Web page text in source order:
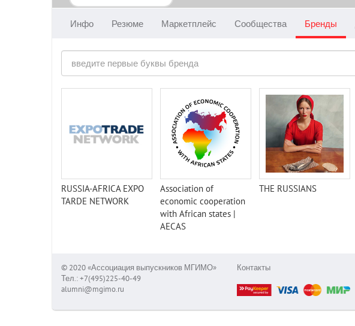
Инфо Резюме Маркетплейс Сообщества Бренды
RUSSIA-AFRICA EXPO
TARDE NETWORK
Association of
economic cooperation
with African states |
AECAS
THE RUSSIANS
© 2020 «Ассоциация выпускников МГИМО»
Тел.: +7(495)225-40-49
alumni@mgimo.ru
Контакты